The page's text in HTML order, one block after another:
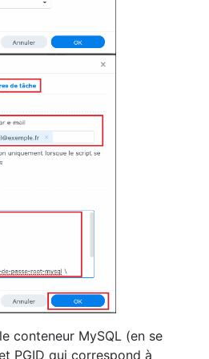
conteneur MySQL (en se
PGID qui correspond à